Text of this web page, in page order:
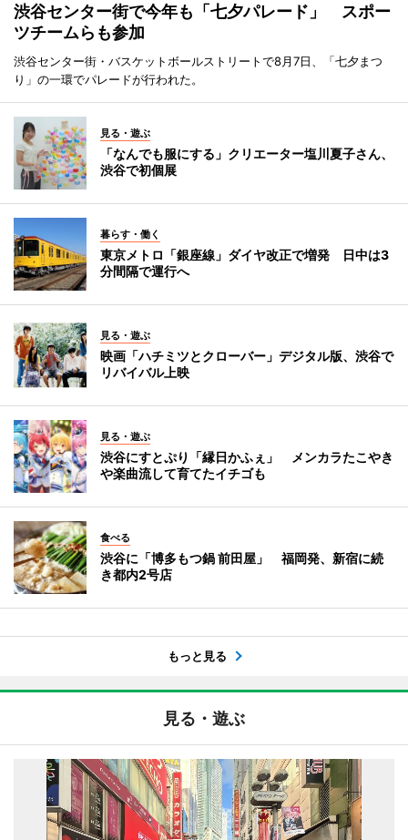
渋谷センター街で今年も「七夕パレード」 スポー
ツチームらも参加
渋谷センター街・バスケットボールストリートで8月7日、「七夕まつ
り」の一環でパレードが行われた。
見る・遊ぶ
「なんでも服にする」クリエーター塩川夏子さん、
渋谷で初個展
暮らす・働く
東京メトロ「銀座線」ダイヤ改正で増発 日中は3
分間隔で運行へ
見る・遊ぶ
映画「ハチミツとクローバー」デジタル版、渋谷で
リバイバル上映
見る・遊ぶ
渋谷にすとぷり「縁日かふぇ」 メンカラたこやき
や楽曲流して育てたイチゴも
食べる
渋谷に「博多もつ鍋 前田屋」 福岡発、新宿に続
き都内2号店
もっと見る
見る・遊ぶ